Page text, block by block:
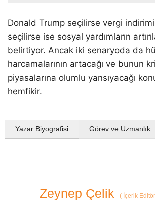
Donald Trump seçilirse vergi
seçilirse ise sosyal yardımların
belirtiyor. Ancak iki senaryoda da
harcamalarının artacağı ve bunun
piyasalarına olumlu yansıyacağı
hemfikir.
Yazar Biyografisi Görev ve Uzmanlık
Zeynep Çelik (İçerik